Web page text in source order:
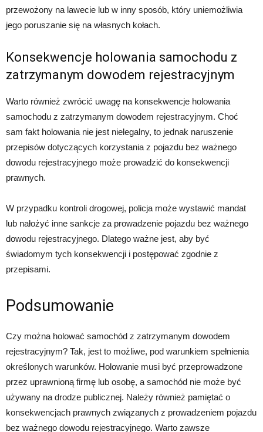
przewożony na lawecie lub w inny sposób, który uniemożliwia
jego poruszanie się na własnych kołach.
Konsekwencje holowania samochodu z
zatrzymanym dowodem rejestracyjnym
Warto również zwrócić uwagę na konsekwencje holowania
samochodu z zatrzymanym dowodem rejestracyjnym. Choć
sam fakt holowania nie jest nielegalny, to jednak naruszenie
przepisów dotyczących korzystania z pojazdu bez ważnego
dowodu rejestracyjnego może prowadzić do konsekwencji
prawnych.
W przypadku kontroli drogowej, policja może wystawić mandat
lub nałożyć inne sankcje za prowadzenie pojazdu bez ważnego
dowodu rejestracyjnego. Dlatego ważne jest, aby być
świadomym tych konsekwencji i postępować zgodnie z
przepisami.
Podsumowanie
Czy można holować samochód z zatrzymanym dowodem
rejestracyjnym? Tak, jest to możliwe, pod warunkiem spełnienia
określonych warunków. Holowanie musi być przeprowadzone
przez uprawnioną firmę lub osobę, a samochód nie może być
używany na drodze publicznej. Należy również pamiętać o
konsekwencjach prawnych związanych z prowadzeniem pojazdu
bez ważnego dowodu rejestracyjnego. Warto zawsze